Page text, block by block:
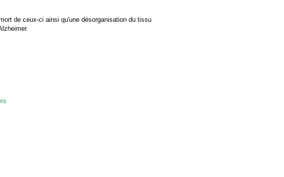
de ceux-ci ainsi qu'une désorganisation du tissu